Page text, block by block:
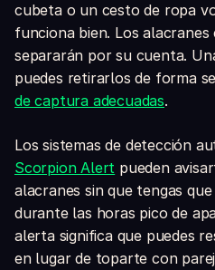
cubeta o un cesto de ropa
funciona bien. Los
separarán por su cuenta.
puedes retirarlos de forma
de captura adecuadas.
Los sistemas de detección
Scorpion Alert pueden
alacranes sin que tengas
durante las horas pico de
alerta significa que puedes
en lugar de toparte con